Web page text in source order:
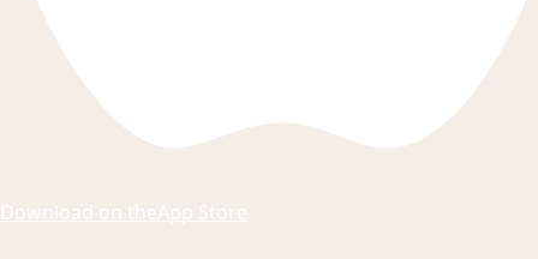
Download on theApp Store